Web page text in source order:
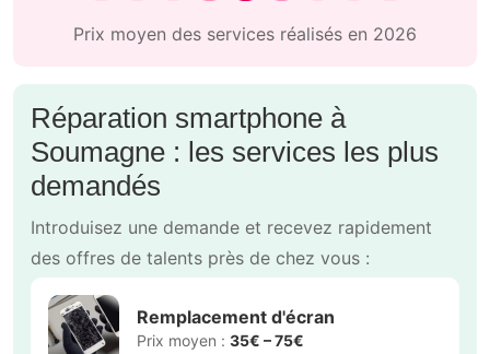
Prix moyen des services réalisés en 2026
Réparation smartphone à
Soumagne : les services les plus
demandés
Introduisez une demande et recevez rapidement
des offres de talents près de chez vous :
Remplacement d'écran
Prix moyen : 35€ – 75€